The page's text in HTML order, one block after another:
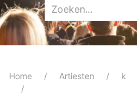
Home Artiesten k